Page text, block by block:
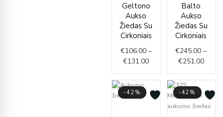
Geltono
Aukso
Žiedas Su
Cirkoniais
€106.00 –
€131.00
range:
through
€131.00
Balto
Aukso
Žiedas Su
Cirkoniais
€245.00 –
€251.00
-42% -42%